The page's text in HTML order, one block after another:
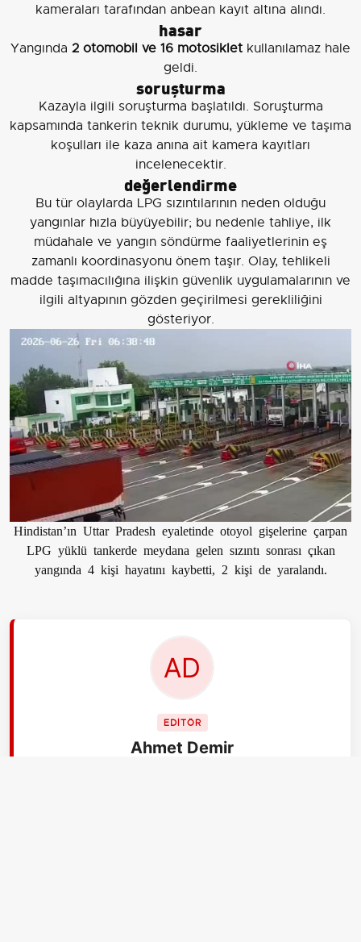
kameraları tarafından anbean kayıt altına alındı.
hasar
Yangında 2 otomobil ve 16 motosiklet kullanılamaz hale
geldi.
soruşturma
Kazayla ilgili soruşturma başlatıldı. Soruşturma
kapsamında tankerin teknik durumu, yükleme ve taşıma
koşulları ile kaza anına ait kamera kayıtları
incelenecektir.
değerlendirme
Bu tür olaylarda LPG sızıntılarının neden olduğu
yangınlar hızla büyüyebilir; bu nedenle tahliye, ilk
müdahale ve yangın söndürme faaliyetlerinin eş
zamanlı koordinasyonu önem taşır. Olay, tehlikeli
madde taşımacılığına ilişkin güvenlik uygulamalarının ve
ilgili altyapının gözden geçirilmesi gerekliliğini
gösteriyor.
Hindistan’ın Uttar Pradesh eyaletinde otoyol gişelerine çarpan
LPG yüklü tankerde meydana gelen sızıntı sonrası çıkan
yangında 4 kişi hayatını kaybetti, 2 kişi de yaralandı.
EDİTÖR
Ahmet Demir